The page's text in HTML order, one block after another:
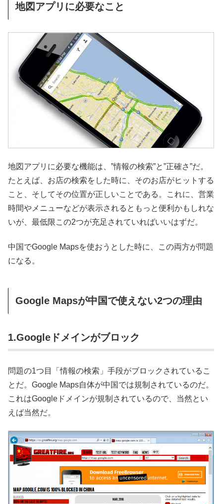
地図アプリに必要なこと
地図アプリに必要な機能は、”情報の検索”と”正確さ”だ。
たとえば、お店の検索をした時に、そのお店がヒットする
こと、そしてその位置が正しいことである。これに、営業
時間やメニューなどが表示されるともっと便利かもしれな
いが、最低限この2つが充足されていればいいはずだ。
中国でGoogle Mapsを使おうとした時に、この両方が問題
になる。
Google Mapsが中国で使えない2つの理由
1.Googleドメインがブロック
問題の1つ目「情報の検索」手段がブロックされているこ
とだ。Google Maps自体が中国では規制されているのだ。
これはGoogleドメインが規制されているので、当然とい
えば当然だ。